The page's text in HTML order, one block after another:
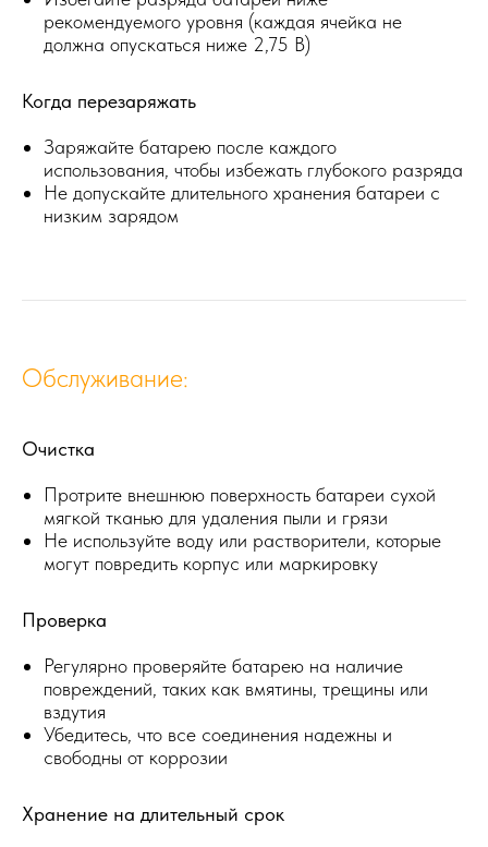
рекомендуемого уровня (каждая ячейка не
должна опускаться ниже 2,75 В)
Когда перезаряжать
Заряжайте батарею после каждого
использования, чтобы избежать глубокого разряда
Не допускайте длительного хранения батареи с
низким зарядом
Обслуживание:
Очистка
Протрите внешнюю поверхность батареи сухой
мягкой тканью для удаления пыли и грязи
Не используйте воду или растворители, которые
могут повредить корпус или маркировку
Проверка
Регулярно проверяйте батарею на наличие
повреждений, таких как вмятины, трещины или
вздутия
Убедитесь, что все соединения надежны и
свободны от коррозии
Хранение на длительный срок